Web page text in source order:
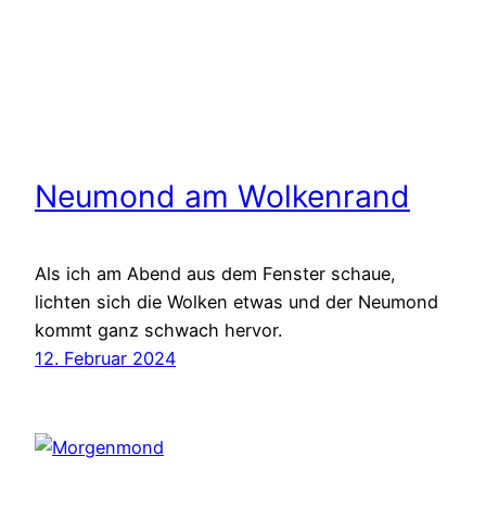
Neumond am Wolkenrand
Als ich am Abend aus dem Fenster schaue,
lichten sich die Wolken etwas und der Neumond
kommt ganz schwach hervor.
12. Februar 2024